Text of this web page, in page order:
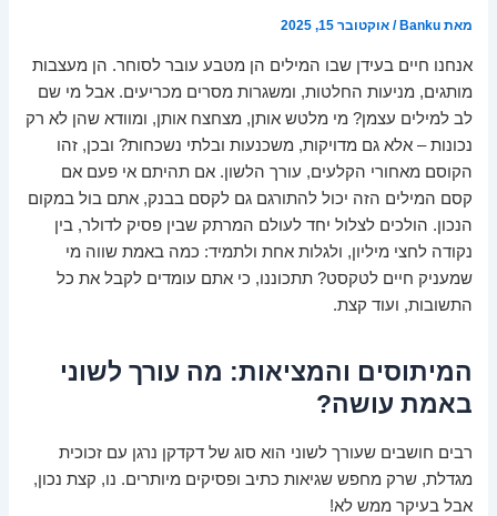
מאתBanku
/אוקטובר 15, 2025
אנחנו חיים בעידן שבו המילים הן מטבע עובר לסוחר. הן מעצבות
מותגים, מניעות החלטות, ומשגרות מסרים מכריעים. אבל מי שם
לב למילים עצמן? מי מלטש אותן, מצחצח אותן, ומוודא שהן לא רק
נכונות – אלא גם מדויקות, משכנעות ובלתי נשכחות? ובכן, זהו
הקוסם מאחורי הקלעים, עורך הלשון. אם תהיתם אי פעם אם
קסם המילים הזה יכול להתורגם גם לקסם בבנק, אתם בול במקום
הנכון. הולכים לצלול יחד לעולם המרתק שבין פסיק לדולר, בין
נקודה לחצי מיליון, ולגלות אחת ולתמיד: כמה באמת שווה מי
שמעניק חיים לטקסט? תתכוננו, כי אתם עומדים לקבל את כל
התשובות, ועוד קצת.
המיתוסים והמציאות: מה עורך לשוני
באמת עושה?
רבים חושבים שעורך לשוני הוא סוג של דקדקן נרגן עם זכוכית
מגדלת, שרק מחפש שגיאות כתיב ופסיקים מיותרים. נו, קצת נכון,
אבל בעיקר ממש לא!